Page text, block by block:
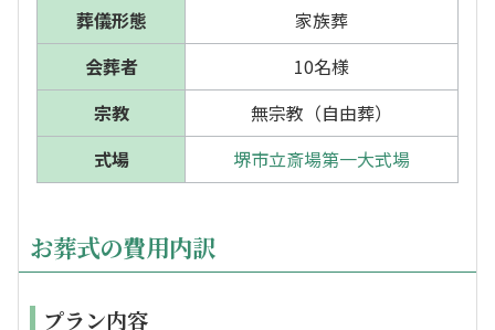
葬儀形態
家族葬
会葬者
10名様
宗教
無宗教（自由葬）
式場
堺市立斎場第一大式場
お葬式の費用内訳
プラン内容